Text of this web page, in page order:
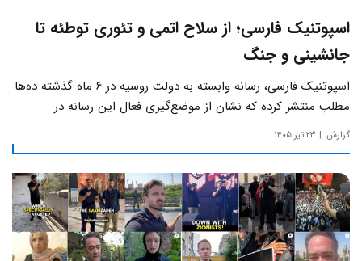
اسپوتنیک فارسی؛ از سلاح اتمی و تئوری توطئه تا
جانشینی و جنگ
اسپوتنیک فارسی، رسانه وابسته به دولت روسیه در ۶ ماه گذشته ده‌ها
مطلب منتشر کرده که نشان از موضع‌گیری فعال این رسانه‌ در
حساس‌ترین مسائل چالش‌های داخلی ایران دارد.
گزارش ۲۳ تیر ۱۴۰۵